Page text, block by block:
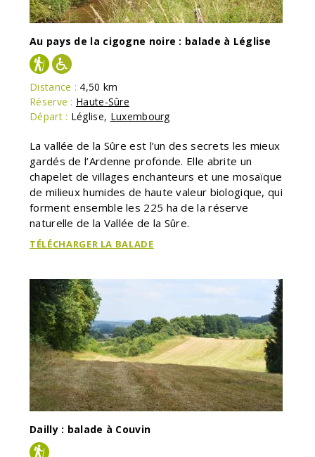
Au pays de la cigogne noire : balade à Léglise
Distance : 4,50 km
Réserve : Haute-Sûre
Départ : Léglise, Luxembourg
La vallée de la Sûre est l’un des secrets les mieux
gardés de l’Ardenne profonde. Elle abrite un
chapelet de villages enchanteurs et une mosaïque
de milieux humides de haute valeur biologique, qui
forment ensemble les 225 ha de la réserve
naturelle de la Vallée de la Sûre.
TÉLÉCHARGER LA BALADE
Dailly : balade à Couvin